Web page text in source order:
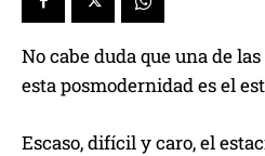
No cabe duda que una de
esta posmodernidad es el
Escaso, difícil y caro, el